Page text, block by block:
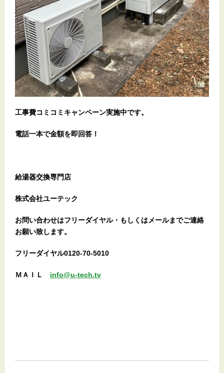
工事費コミコミキャンペーン実施中です。
電話一本で金額を即回答！
給湯器交換専門店
株式会社ユーテック
お問い合わせはフリーダイヤル・もしくはメールまでご連絡
お願い致します。
フリーダイヤル0120-70-5010
ＭＡＩＬ info@u-tech.tv